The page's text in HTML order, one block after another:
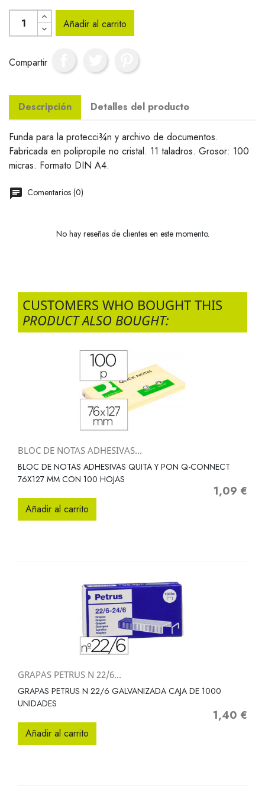
Añadir al carrito
Compartir
Descripción Detalles del producto
Funda para la protecci¾n y archivo de documentos.
Fabricada en polipropile no cristal. 11 taladros. Grosor: 100
micras. Formato DIN A4.
Comentarios (0)
No hay reseñas de clientes en este momento.
CUSTOMERS WHO BOUGHT THIS
PRODUCT ALSO BOUGHT:
BLOC DE NOTAS ADHESIVAS...
BLOC DE NOTAS ADHESIVAS QUITA Y PON Q-CONNECT
76X127 MM CON 100 HOJAS
Precio
1,09 €
Añadir al carrito
GRAPAS PETRUS N 22/6...
GRAPAS PETRUS N 22/6 GALVANIZADA CAJA DE 1000
UNIDADES
Precio
1,40 €
Añadir al carrito